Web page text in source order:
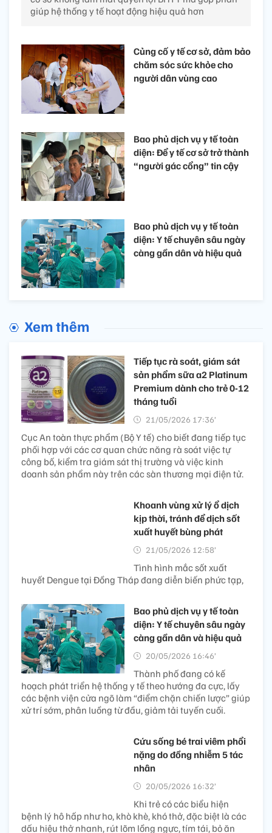
giúp hệ thống y tế hoạt động hiệu quả hơn
Củng cố y tế cơ sở, đảm bảo
chăm sóc sức khỏe cho
người dân vùng cao
Bao phủ dịch vụ y tế toàn
diện: Để y tế cơ sở trở thành
“người gác cổng” tin cậy
Bao phủ dịch vụ y tế toàn
diện: Y tế chuyên sâu ngày
càng gần dân và hiệu quả
Xem thêm
Tiếp tục rà soát, giám sát
sản phẩm sữa a2 Platinum
Premium dành cho trẻ 0-12
tháng tuổi
21/05/2026 17:36’
Cục An toàn thực phẩm (Bộ Y tế) cho biết đang tiếp tục
phối hợp với các cơ quan chức năng rà soát việc tự
công bố, kiểm tra giám sát thị trường và việc kinh
doanh sản phẩm này trên các sàn thương mại điện tử.
Khoanh vùng xử lý ổ dịch
kịp thời, tránh để dịch sốt
xuất huyết bùng phát
21/05/2026 12:58’
Tình hình mắc sốt xuất
huyết Dengue tại Đồng Tháp đang diễn biến phức tạp,
Bao phủ dịch vụ y tế toàn
diện: Y tế chuyên sâu ngày
càng gần dân và hiệu quả
20/05/2026 16:46’
Thành phố đang có kế
hoạch phát triển hệ thống y tế theo hướng đa cực, lấy
các bệnh viện cửa ngõ làm “điểm chặn chiến lược” giúp
xử trí sớm, phân luồng từ đầu, giảm tải tuyến cuối.
Cứu sống bé trai viêm phổi
nặng do đồng nhiễm 5 tác
nhân
20/05/2026 16:32’
Khi trẻ có các biểu hiện
bệnh lý hô hấp như ho, khò khè, khó thở, đặc biệt là các
dấu hiệu thở nhanh, rút lõm lồng ngực, tím tái, bỏ ăn